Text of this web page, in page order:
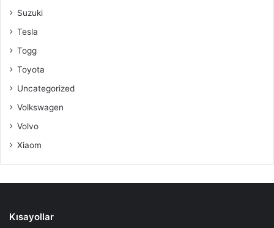
Suzuki
Tesla
Togg
Toyota
Uncategorized
Volkswagen
Volvo
Xiaom
Kısayollar